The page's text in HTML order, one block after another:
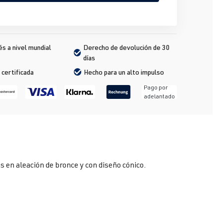
a nivel mundial
Derecho de devolución de 30
días
certificada
Hecho para un alto impulso
Pago por
adelantado
aleación de bronce y con diseño cónico.